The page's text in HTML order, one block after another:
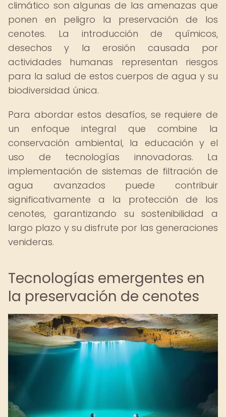
climático son algunas de las amenazas que
ponen en peligro la preservación de los
cenotes. La introducción de químicos,
desechos y la erosión causada por
actividades humanas representan riesgos
para la salud de estos cuerpos de agua y su
biodiversidad única.
Para abordar estos desafíos, se requiere de
un enfoque integral que combine la
conservación ambiental, la educación y el
uso de tecnologías innovadoras. La
implementación de sistemas de filtración de
agua avanzados puede contribuir
significativamente a la protección de los
cenotes, garantizando su sostenibilidad a
largo plazo y su disfrute por las generaciones
venideras.
Tecnologías emergentes en
la preservación de cenotes